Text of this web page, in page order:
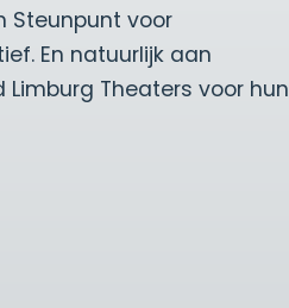
Steunpunt voor
En natuurlijk aan
Limburg Theaters voor hun